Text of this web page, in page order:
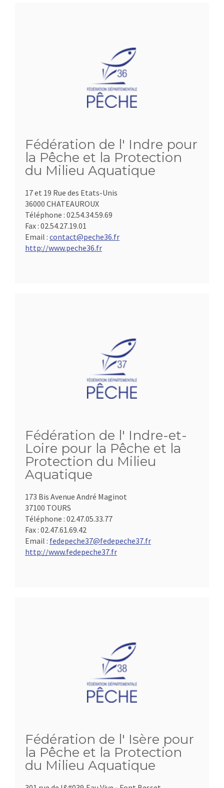
Fédération de l' Indre pour
la Pêche et la Protection
du Milieu Aquatique
17 et 19 Rue des Etats-Unis
36000 CHATEAUROUX
Téléphone : 02.54.34.59.69
Fax : 02.54.27.19.01
Email : contact@peche36.fr
http://www.peche36.fr
Fédération de l' Indre-et-
Loire pour la Pêche et la
Protection du Milieu
Aquatique
173 Bis Avenue André Maginot
37100 TOURS
Téléphone : 02.47.05.33.77
Fax : 02.47.61.69.42
Email : fedepeche37@fedepeche37.fr
http://www.fedepeche37.fr
Fédération de l' Isère pour
la Pêche et la Protection
du Milieu Aquatique